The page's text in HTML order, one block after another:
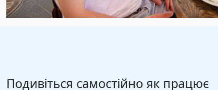
Подивіться самостійно як працює